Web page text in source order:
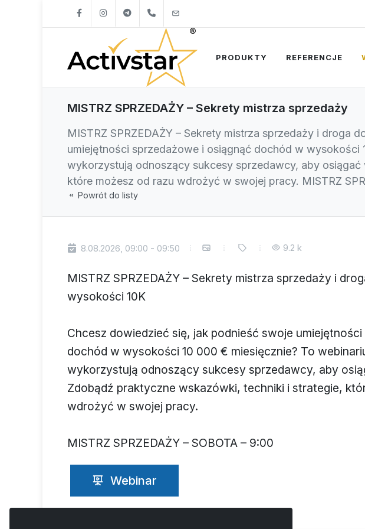
+421904262747
PRODUKTY REFERENCJE
MISTRZ SPRZEDAŻY – Sekrety mistrza sprzedaży
MISTRZ SPRZEDAŻY – Sekrety mistrza sprzedaży i
umiejętności sprzedażowe i osiągnąć dochód w wysokości
wykorzystują odnoszący sukcesy sprzedawcy, aby
które możesz od razu wdrożyć w swojej pracy. MISTRZ
Powrót do listy
8.08.2026, 09:00 - 09:50 9.2 k
MISTRZ SPRZEDAŻY – Sekrety mistrza sprzedaży i
wysokości 10K
Chcesz dowiedzieć się, jak podnieść swoje
dochód w wysokości 10 000 € miesięcznie? To
wykorzystują odnoszący sukcesy sprzedawcy, aby
Zdobądź praktyczne wskazówki, techniki i strategie,
wdrożyć w swojej pracy.
MISTRZ SPRZEDAŻY – SOBOTA – 9:00
Webinar